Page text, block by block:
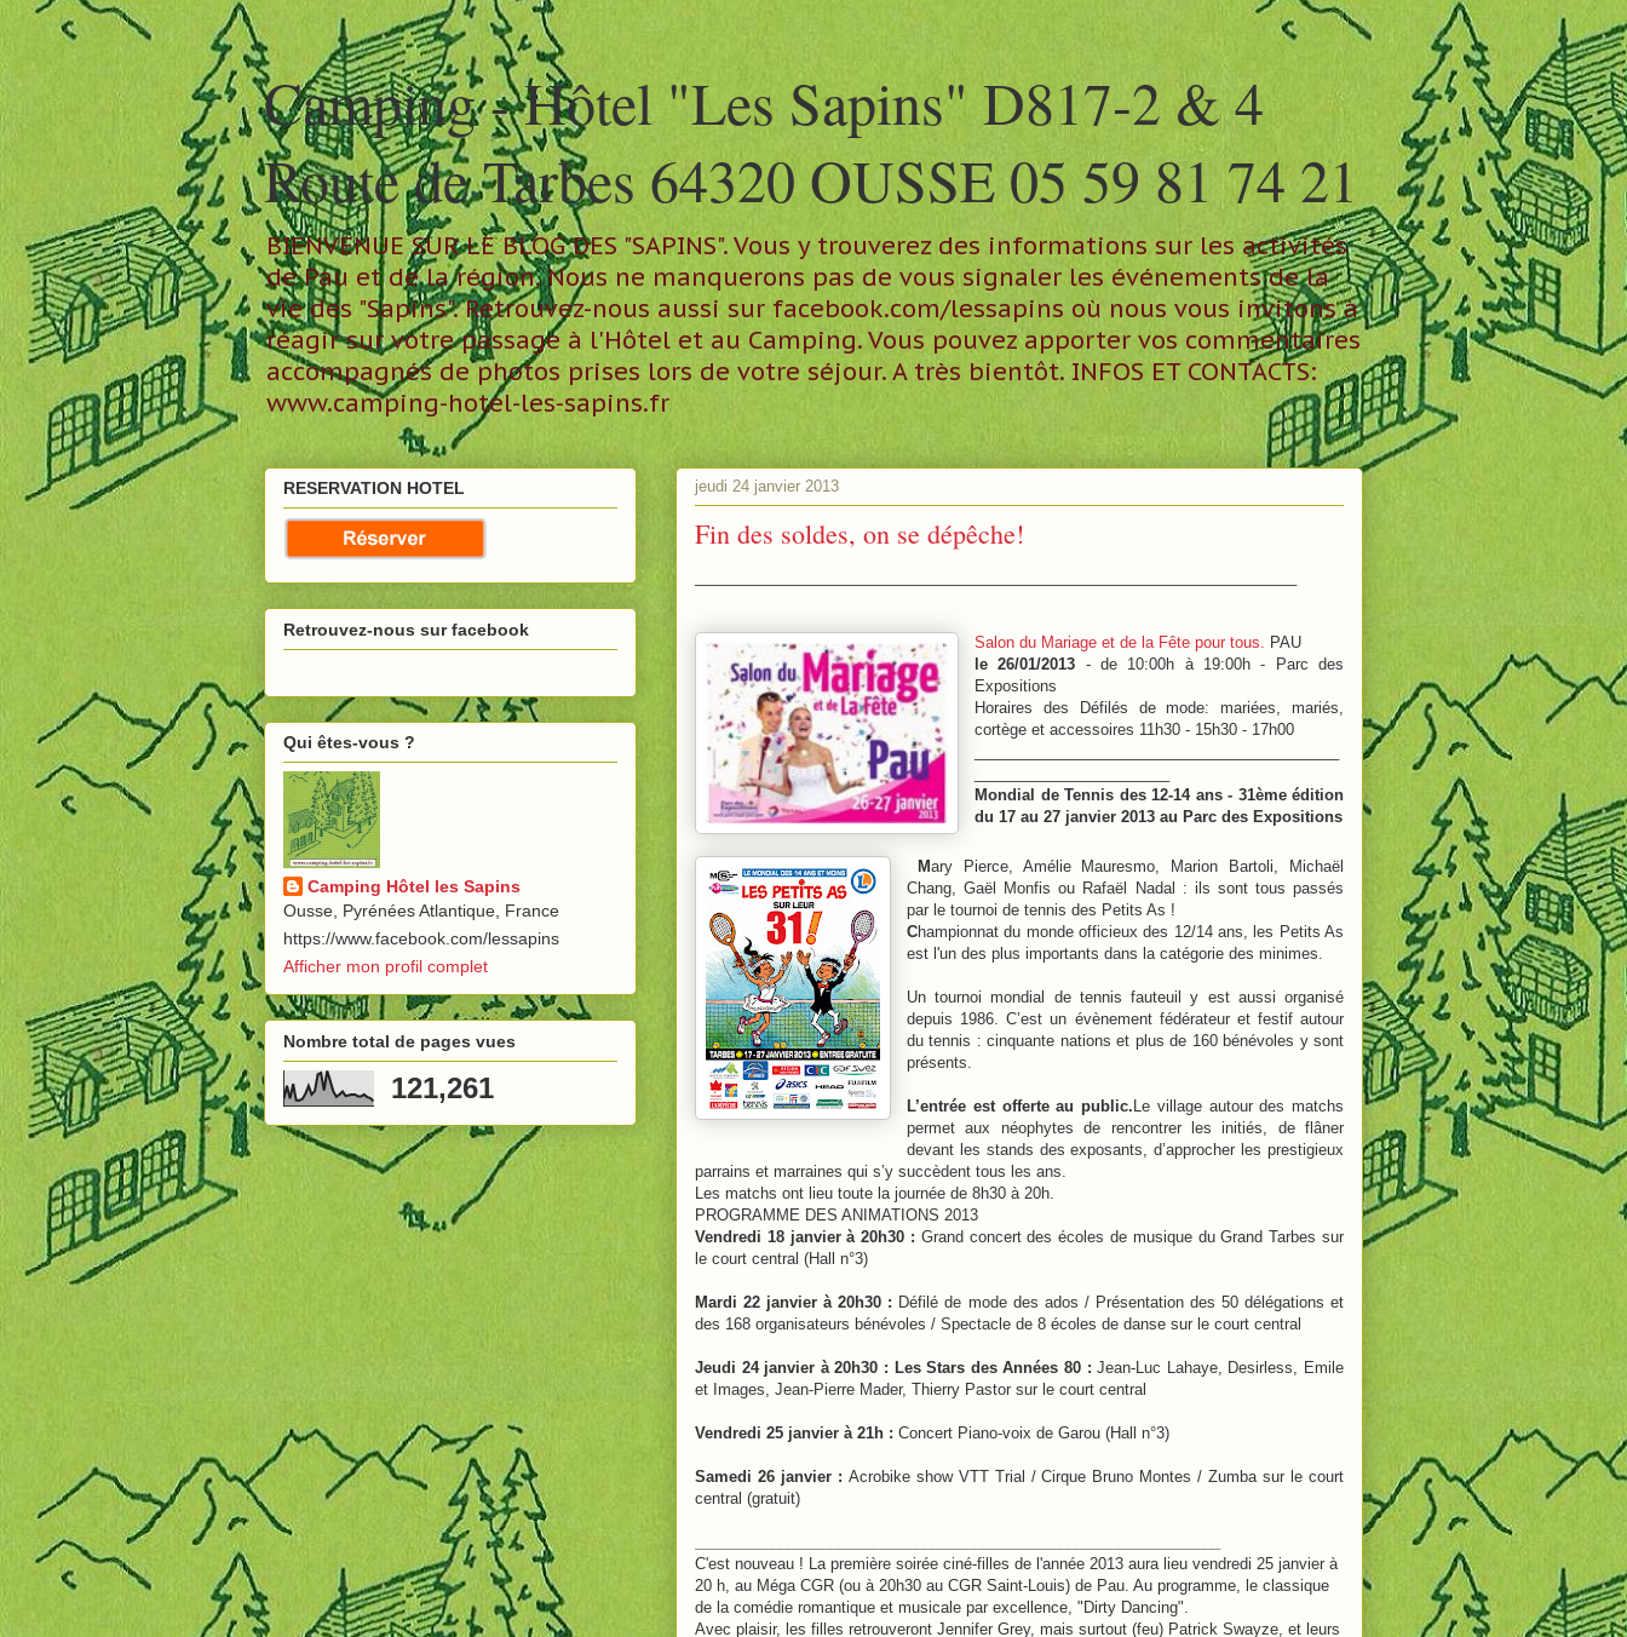
Camping - Hôtel "Les Sapins" D817-2 & 4
Route de Tarbes 64320 OUSSE 05 59 81 74 21
BIENVENUE SUR LE BLOG DES "SAPINS". Vous y trouverez des informations sur les activités
de Pau et de la région. Nous ne manquerons pas de vous signaler les événements de la
vie des "Sapins". Retrouvez-nous aussi sur facebook.com/lessapins où nous vous invitons à
réagir sur votre passage à l'Hôtel et au Camping. Vous pouvez apporter vos commentaires
accompagnés de photos prises lors de votre séjour. A très bientôt. INFOS ET CONTACTS:
www.camping-hotel-les-sapins.fr
jeudi 24 janvier 2013
Fin des soldes, on se dépêche!
Salon du Mariage et de la Fête pour tous. PAU
le 26/01/2013 - de 10:00h à 19:00h - Parc des
Expositions
Horaires des Défilés de mode: mariées, mariés,
cortège et accessoires 11h30 - 15h30 - 17h00
Mondial de Tennis des 12-14 ans- 31ème édition
du 17 au 27 janvier 2013 au Parc des Expositions
Mary Pierce, Amélie Mauresmo, Marion Bartoli, Michaël
Chang, Gaël Monfis ou Rafaël Nadal : ils sont tous passés
par le tournoi de tennis des Petits As !
Championnat du monde officieux des 12/14 ans, les Petits As
est l'un des plus importants dans la catégorie des minimes.
Un tournoi mondial de tennis fauteuil y est aussi organisé
depuis 1986. C’est un évènement fédérateur et festif autour
du tennis : cinquante nations et plus de 160 bénévoles y sont
présents.
L’entrée est offerte au public. Le village autour des matchs
permet aux néophytes de rencontrer les initiés, de flâner
devant les stands des exposants, d’approcher les prestigieux
parrains et marraines qui s’y succèdent tous les ans.
Les matchs ont lieu toute la journée de 8h30 à 20h.
PROGRAMME DES ANIMATIONS 2013
Vendredi 18 janvier à 20h30 : Grand concert des écoles de musique du Grand Tarbes sur
le court central (Hall n°3)
Mardi 22 janvier à 20h30 : Défilé de mode des ados / Présentation des 50 délégations et
des 168 organisateurs bénévoles / Spectacle de 8 écoles de danse sur le court central
Jeudi 24 janvier à 20h30 : Les Stars des Années 80 : Jean-Luc Lahaye, Desirless, Emile
et Images, Jean-Pierre Mader, Thierry Pastor sur le court central
Vendredi 25 janvier à 21h : Concert Piano-voix de Garou (Hall n°3)
Samedi 26 janvier : Acrobike show VTT Trial / Cirque Bruno Montes / Zumba sur le court
central (gratuit)
C'est nouveau ! La première soirée ciné-filles de l'année 2013 aura lieu vendredi 25 janvier à
20 h, au Méga CGR (ou à 20h30 au CGR Saint-Louis) de Pau. Au programme, le classique
de la comédie romantique et musicale par excellence, "Dirty Dancing".
Avec plaisir, les filles retrouveront Jennifer Grey, mais surtout (feu) Patrick Swayze, et leurs
RESERVATION HOTEL
Retrouvez-nous sur facebook
Qui êtes-vous ?
Camping Hôtel les Sapins
Ousse, Pyrénées Atlantique, France
https://www.facebook.com/lessapins
Afficher mon profil complet
Nombre total de pages vues
121,261